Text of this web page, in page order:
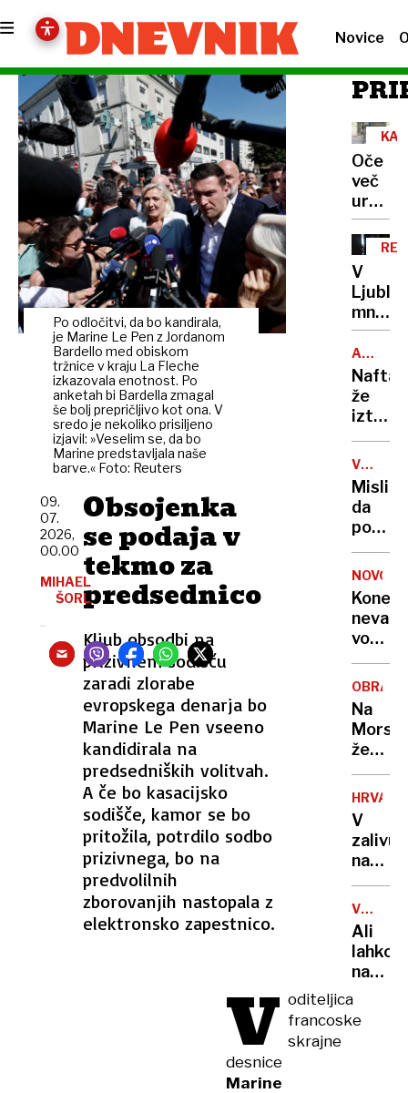
Novice
Po odločitvi, da bo kandirala,
je Marine Le Pen z Jordanom
Bardello med obiskom
tržnice v kraju La Fleche
izkazovala enotnost. Po
anketah bi Bardella zmagal
še bolj prepričljivo kot ona. V
sredo je nekoliko prisiljeno
izjavil: »Veselim se, da bo
Marine predstavljala naše
barve.« Foto: Reuters
Obsojenka
se podaja v
tekmo za
predsednico
Kljub obsodbi na
prizivnem sodišču
zaradi zlorabe
evropskega denarja bo
Marine Le Pen vseeno
kandidirala na
predsedniških volitvah.
A če bo kasacijsko
sodišče, kamor se bo
pritožila, potrdilo sodbo
prizivnega, bo na
predvolilnih
zborovanjih nastopala z
elektronsko zapestnico.
09.
07.
2026,
00.00
MIHAEL
ŠORL
V oditeljica
francoske
skrajne
desnice
Marine
Oče
več
ur
ponoči
otroka
in
grozil
z
V
na
za
družbo
jih
pot
do
službe
MORJE
Nafta
že
izteka:
če
se
bo
nasedli
tanker
grozi
V
da
pivo?
5000
let
10.000
vrst
in
39
litrov
na
NOVOST
Konec
voženj
skozi
Podvoz
na
dobil
Na
Morsu
že
diši
po
novih
poslih
V
zalivu
na
našli
truplo
24-
NEDA
Ali
lahko
na